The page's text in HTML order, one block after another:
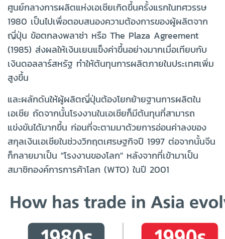
ศูนย์กลางการผลิตแห่งเอเชียเกิดขึ้นครั้งแรกในทศวรรษ
1980 เป็นไปเพื่อตอบสนองความต้องการของผู้ผลิตจาก
ญี่ปุ่น ข้อตกลงพลาซ่า หรือ The Plaza Agreement
(1985) ส่งผลให้เงินเยนแข็งค่าขึ้นอย่างมากเมื่อเทียบกับ
เงินดอลลาร์สหรัฐ ทำให้ต้นทุนการผลิตภายในประเทศเพิ่ม
สูงขึ้น
และผลักดันให้ผู้ผลิตญี่ปุ่นต้องโยกย้ายฐานการผลิตใน
เอเชีย ถัดจากนั้นโรงงานในเอเชียก็มีต้นทุนที่สามารถ
แข่งขันได้มากขึ้น ก่อนที่จะตามมาด้วยการอ่อนค่าลงของ
สกุลเงินเอเชียในช่วงวิกฤตเศรษฐกิจปี 1997 ต่อจากนั้นจีน
ก็กลายมาเป็น "โรงงานของโลก" หลังจากที่เข้ามาเป็น
สมาชิกองค์การการค้าโลก (WTO) ในปี 2001